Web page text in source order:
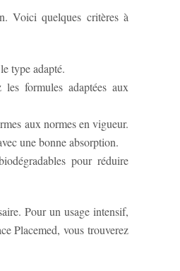
Voici quelques critères à
type adapté.
aux normes en vigueur.
une bonne absorption.
Pour un usage intensif,
Placemed, vous trouverez